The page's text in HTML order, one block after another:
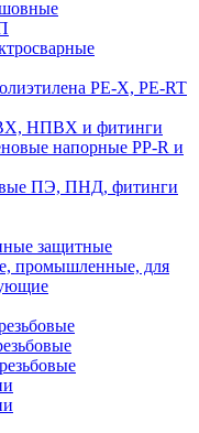
PE-X, PE-RT
НПВХ и фитинги
напорные PP-R и
ПЭ, ПНД, фитинги
защитные
промышленные, для